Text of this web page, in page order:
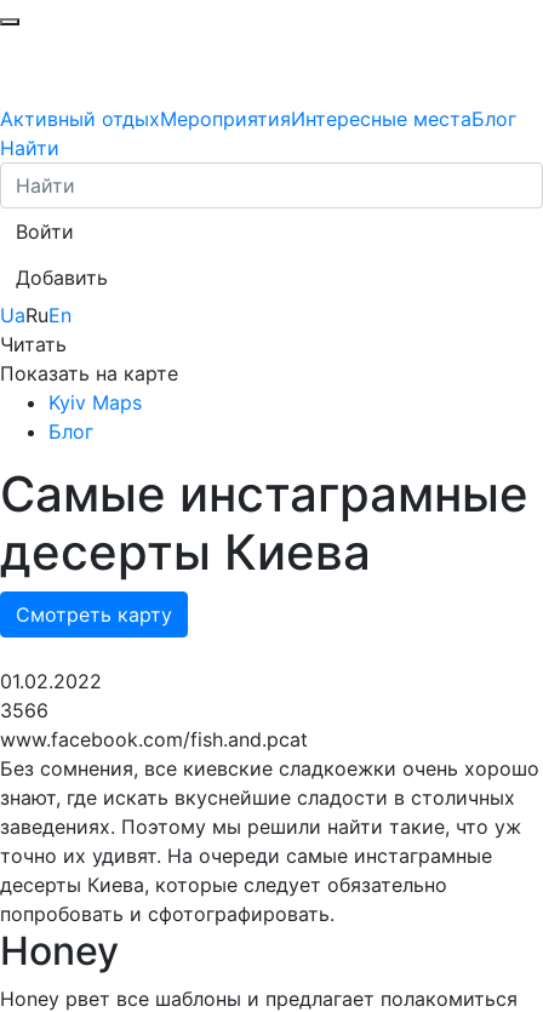
Активный отдыхМероприятияИнтересные местаБлог
Найти
Войти
Добавить
UaRuEn
Читать
Показать на карте
Kyiv Maps
Блог
Самые инстаграмные
десерты Киева
Смотреть карту
01.02.2022
3566
www.facebook.com/fish.and.pcat
Без сомнения, все киевские сладкоежки очень хорошо
знают, где искать вкуснейшие сладости в столичных
заведениях. Поэтому мы решили найти такие, что уж
точно их удивят. На очереди самые инстаграмные
десерты Киева, которые следует обязательно
попробовать и сфотографировать.
Honey
Honey рвет все шаблоны и предлагает полакомиться